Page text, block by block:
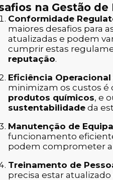
na Gestão de
Conformidade
maiores desafios para
atualizadas e podem
cumprir estas
reputação.
Eficiência Operacional
minimizam os custos é
produtos químicos, e
sustentabilidade da
Manutenção de
funcionamento
podem comprometer a
Treinamento de
precisa estar atualizado